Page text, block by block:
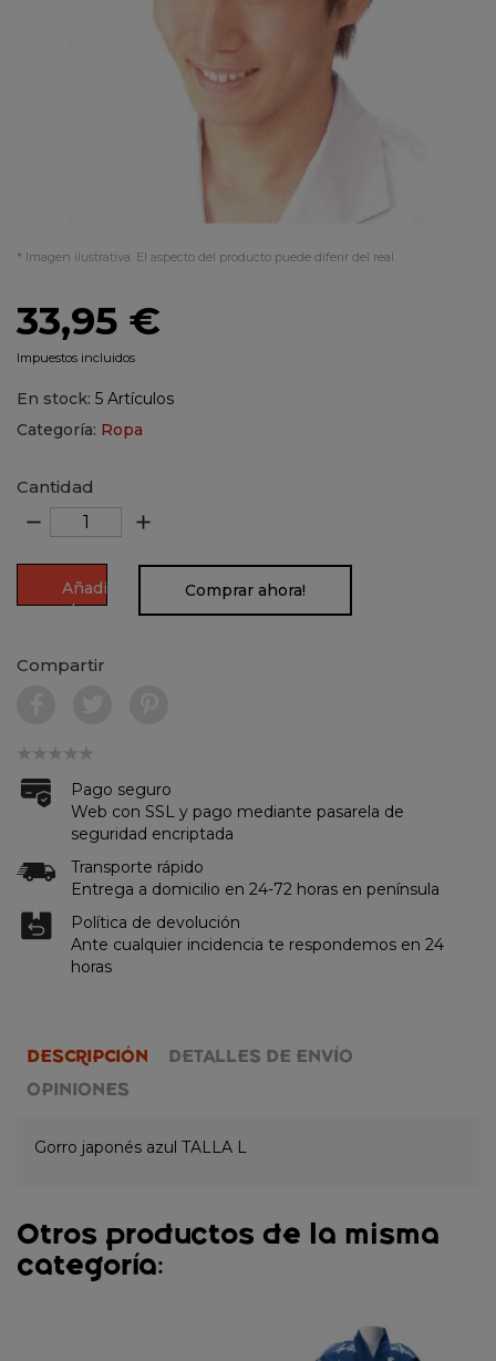
* Imagen ilustrativa. El aspecto del producto puede diferir del real.
33,95 €
Impuestos incluidos
En stock: 5 Artículos
Categoría: Ropa
Cantidad
remove add
Añadir
al
Comprar ahora!
Compartir
Pago seguro
Web con SSL y pago mediante pasarela de
seguridad encriptada
Transporte rápido
Entrega a domicilio en 24-72 horas en península
Política de devolución
Ante cualquier incidencia te respondemos en 24
horas
DESCRIPCIÓN
DETALLES DE ENVÍO
OPINIONES
Gorro japonés azul TALLA L
Otros productos de la misma
categoría: